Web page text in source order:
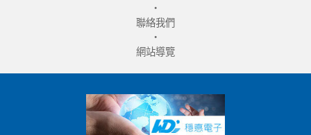
‧
聯絡我們
‧
網站導覽